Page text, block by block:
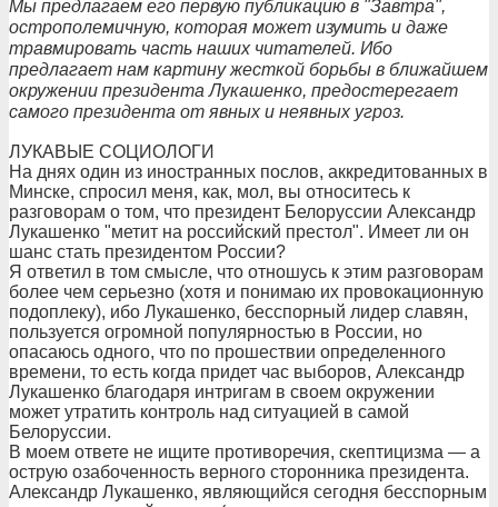
Мы предлагаем его первую публикацию в "Завтра",
острополемичную, которая может изумить и даже
травмировать часть наших читателей. Ибо
предлагает нам картину жесткой борьбы в ближайшем
окружении президента Лукашенко, предостерегает
самого президента от явных и неявных угроз.
ЛУКАВЫЕ СОЦИОЛОГИ
На днях один из иностранных послов, аккредитованных в
Минске, спросил меня, как, мол, вы относитесь к
разговорам о том, что президент Белоруссии Александр
Лукашенко "метит на российский престол". Имеет ли он
шанс стать президентом России?
Я ответил в том смысле, что отношусь к этим разговорам
более чем серьезно (хотя и понимаю их провокационную
подоплеку), ибо Лукашенко, бесспорный лидер славян,
пользуется огромной популярностью в России, но
опасаюсь одного, что по прошествии определенного
времени, то есть когда придет час выборов, Александр
Лукашенко благодаря интригам в своем окружении
может утратить контроль над ситуацией в самой
Белоруссии.
В моем ответе не ищите противоречия, скептицизма — а
острую озабоченность верного сторонника президента.
Александр Лукашенко, являющийся сегодня бесспорным